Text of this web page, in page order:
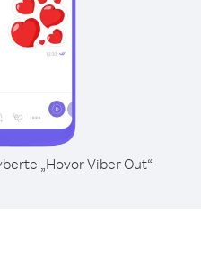
„Hovor Viber Out“